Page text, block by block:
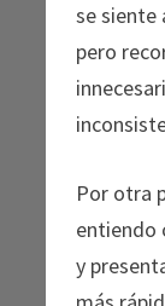
se siente
pero
Por otra
entiendo
y